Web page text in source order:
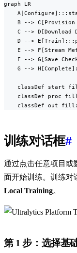
graph LR
B --> C[Provision
C --> D[Download
D -->
E --> F[Stream
F --> G[Save
G -->
classDef start
classDef proc
classDef out
训练对话框#
通过点击任意项目或
面开始训练。训练对
Local Training。
第 1 步：选择基